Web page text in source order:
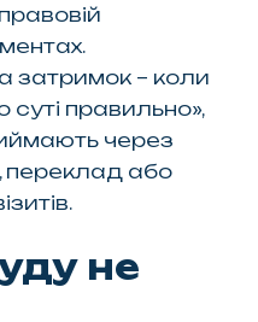
затримок – коли
суті правильно»,
через
переклад або
не